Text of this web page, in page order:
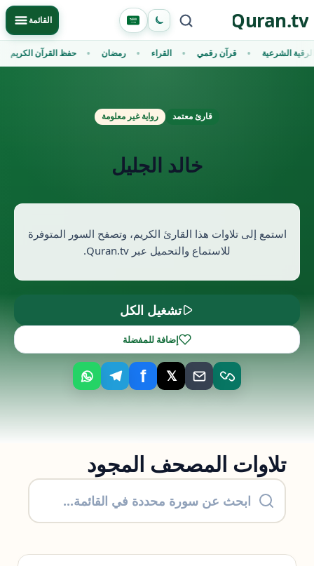
to
content
Quran.tv
Primary Menu
القائمة
حفظ القرآن الكريم رمضان القراء قرآن رقمي الرقية الشرعية
قارئ معتمد رواية غير معلومة
خالد الجليل
استمع إلى تلاوات هذا القارئ الكريم، وتصفح السور المتوفرة
للاستماع والتحميل عبر Quran.tv.
تشغيل الكل
إضافة للمفضلة
𝕏
f
تلاوات المصحف المجود